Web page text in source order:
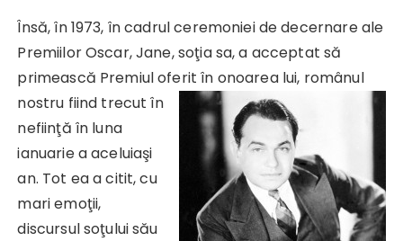
Însă, în 1973, în cadrul ceremoniei de decernare ale
Premiilor Oscar, Jane, soţia sa, a acceptat să
primească Premiul oferit în onoarea lui, românul
nostru fiind trecut în
nefiinţă în luna
ianuarie a aceluiaşi
an. Tot ea a citit, cu
mari emoţii,
discursul soţului său